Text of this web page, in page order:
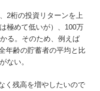
2桁の投資リターンを上
極めて低いが）、100万
る。そのため、例えば
年齢の貯蓄者の平均と比
ない。
く残高を増やしたいので